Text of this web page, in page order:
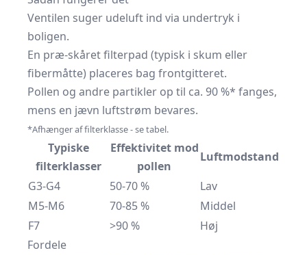
Ventilen suger udeluft ind via undertryk i
boligen.
En præ-skåret filterpad (typisk i skum eller
fibermåtte) placeres bag frontgitteret.
Pollen og andre partikler op til ca. 90 %* fanges,
mens en jævn luftstrøm bevares.
*Afhænger af filterklasse - se tabel.
Typiske
filterklasser
Effektivitet mod
pollen
Luftmodstand
G3-G4
50-70 %
Lav
M5-M6
70-85 %
Middel
F7
>90 %
Høj
Fordele